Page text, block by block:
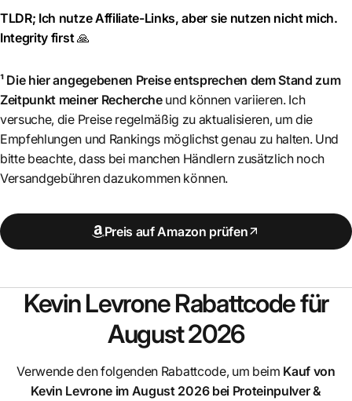
TLDR; Ich nutze Affiliate-Links, aber sie nutzen nicht mich.
Integrity first🙏
¹ Die hier angegebenen Preise entsprechen dem Stand zum
Zeitpunkt meiner Rechercheund können variieren. Ich
versuche, die Preise regelmäßig zu aktualisieren, um die
Empfehlungen und Rankings möglichst genau zu halten. Und
bitte beachte, dass bei manchen Händlern zusätzlich noch
Versandgebühren dazukommen können.
Preis auf Amazon prüfen
Kevin LevroneRabattcode für
August 2026
Verwende den folgenden Rabattcode, um beim Kauf von
Kevin Levrone im August 2026 bei Proteinpulver &